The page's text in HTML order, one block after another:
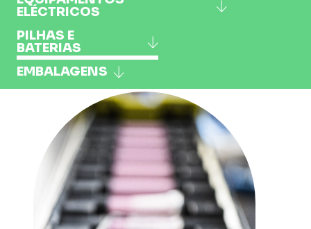
ELÉCTRICOS
PILHAS E
BATERIAS
EMBALAGENS